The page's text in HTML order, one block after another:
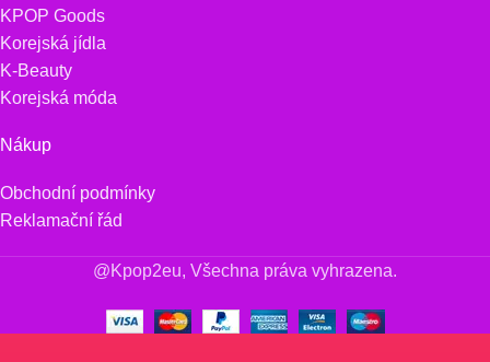
KPOP Goods
Korejská jídla
K-Beauty
Korejská móda
Nákup
Obchodní podmínky
Reklamační řád
@Kpop2eu, Všechna práva vyhrazena.